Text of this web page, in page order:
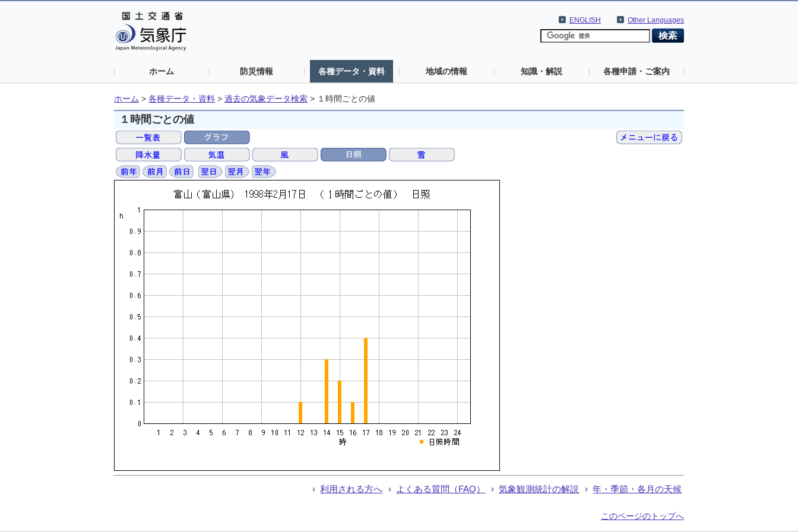
Other Languages
ENGLISH
ホーム 防災情報 各種データ・資料 地域の情報 知識・解説 各種申請・ご案内
ホーム > 各種データ・資料 > 過去の気象データ検索 > １時間ごとの値
１時間ごとの値
利用される方へ よくある質問（FAQ） 気象観測統計の解説 年・季節・各月の天候
このページのトップへ